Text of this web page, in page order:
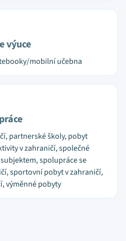
výuce
mobilní učebna
partnerské školy, pobyt
v zahraničí, společné
spolupráce se
sportovní pobyt v zahraničí,
výměnné pobyty